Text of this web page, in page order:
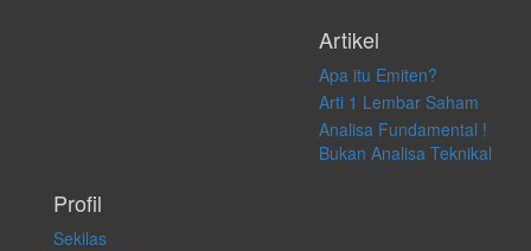
Artikel
Apa itu Emiten?
Arti 1 Lembar Saham
Analisa Fundamental !
Bukan Analisa Teknikal
Profil
Sekilas